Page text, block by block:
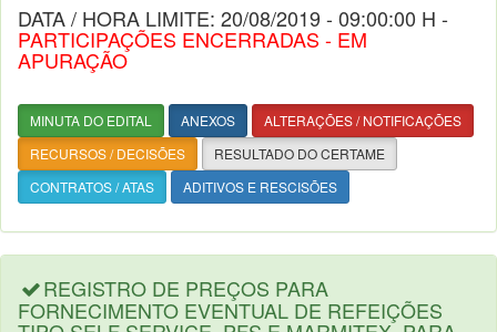
DATA / HORA LIMITE: 20/08/2019 - 09:00:00 H -
PARTICIPAÇÕES ENCERRADAS - EM
APURAÇÃO
MINUTA DO EDITAL ANEXOS
ALTERAÇÕES / NOTIFICAÇÕES
RECURSOS / DECISÕES
RESULTADO DO CERTAME
CONTRATOS / ATAS
ADITIVOS E RESCISÕES
REGISTRO DE PREÇOS PARA
FORNECIMENTO EVENTUAL DE REFEIÇÕES